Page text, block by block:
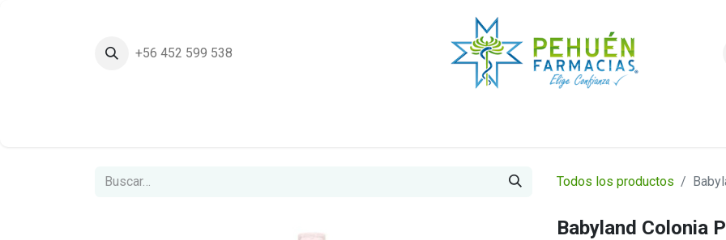
+56 452 599 538
Todos los productos
Babyland Colonia